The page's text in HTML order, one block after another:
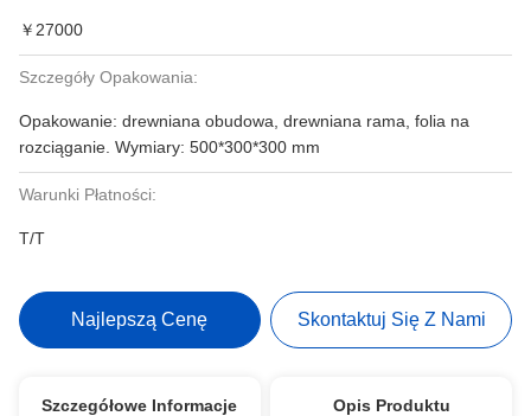
￥27000
Szczegóły Opakowania:
Opakowanie: drewniana obudowa, drewniana rama, folia na
rozciąganie. Wymiary: 500*300*300 mm
Warunki Płatności:
T/T
Najlepszą Cenę Skontaktuj Się Z Nami
Szczegółowe Informacje Opis Produktu